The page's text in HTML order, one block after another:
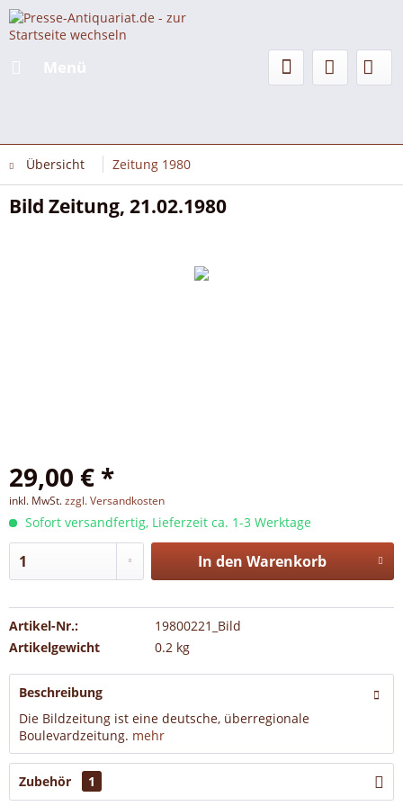
Übersicht Zeitung 1980
Bild Zeitung, 21.02.1980
29,00 € *
inkl. MwSt.zzgl. Versandkosten
Sofort versandfertig, Lieferzeit ca. 1-3 Werktage
In den Warenkorb
Artikel-Nr.:
19800221_Bild
Artikelgewicht
0.2 kg
Beschreibung
Die Bildzeitung ist eine deutsche, überregionale
Boulevardzeitung. mehr
Zubehör 1